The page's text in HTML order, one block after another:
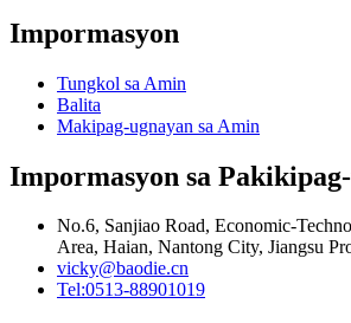
Impormasyon
Tungkol sa Amin
Balita
Makipag-ugnayan sa Amin
Impormasyon sa
No.6, Sanjiao Road, Economic-
Area, Haian, Nantong City, Jiangsu
vicky@baodie.cn
Tel:0513-88901019